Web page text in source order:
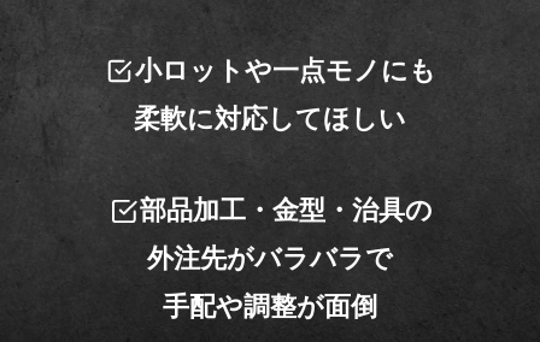
小ロットや一点モノにも
柔軟に対応してほしい
部品加工・金型・治具の
外注先がバラバラで
手配や調整が面倒